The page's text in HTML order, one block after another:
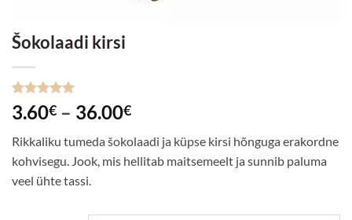
Šokolaadi kirsi
Hinnatud
5/5
6
kliendi
põhjal
3.60€ – 36.00€Hinnavahemik:
kuni
36.00€
Rikkaliku tumeda šokolaadi ja küpse kirsi hõnguga erakordne
kohvisegu. Jook, mis hellitab maitsemeelt ja sunnib paluma
veel ühte tassi.